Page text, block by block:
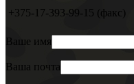
+375-17-393-99-15 (факс)
Ваше имя
Ваша почта